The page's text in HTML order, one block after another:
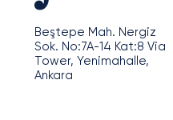
Beştepe Mah. Nergiz
Sok. No:7A-14 Kat:8 Via
Tower, Yenimahalle,
Ankara